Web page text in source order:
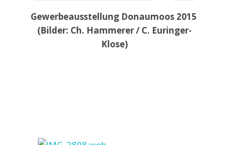
Gewerbeausstellung Donaumoos 2015
(Bilder: Ch. Hammerer / C. Euringer-
Klose)